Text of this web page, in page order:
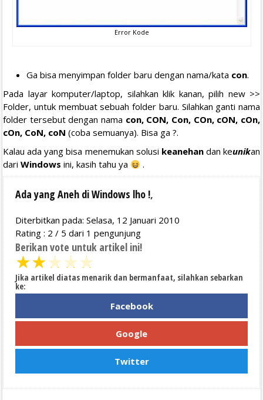
Error Kode
Ga bisa menyimpan folder baru dengan nama/kata con.
Pada layar komputer/laptop, silahkan klik kanan, pilih new >>
Folder, untuk membuat sebuah folder baru. Silahkan ganti nama
folder tersebut dengan nama con, CON, Con, COn, cON, cOn,
cOn, CoN, coN (coba semuanya). Bisa ga ?.
Kalau ada yang bisa menemukan solusi keanehandan keunikan
dari Windows ini, kasih tahu ya .
Ada yang Aneh di Windows lho !,
Diterbitkan pada: Selasa, 12 Januari 2010
Rating : 2 / 5 dari 1 pengunjung
Berikan vote untuk artikel ini!
★★★★★
Jika artikel diatas menarik dan bermanfaat, silahkan sebarkan
ke:
Facebook
Google
Twitter